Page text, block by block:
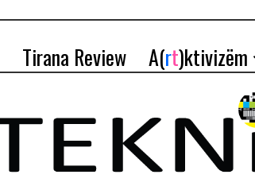
Tirana Review A(rt)ktivizëm